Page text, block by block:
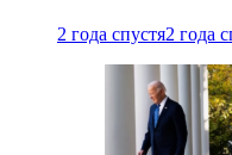
2 года спустя2 года